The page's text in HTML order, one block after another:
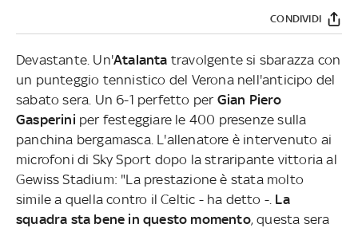
CONDIVIDI
Devastante. Un'Atalanta travolgente si sbarazza con
un punteggio tennistico del Verona nell'anticipo del
sabato sera. Un 6-1 perfetto per Gian Piero
Gasperini per festeggiare le 400 presenze sulla
panchina bergamasca. L'allenatore è intervenuto ai
microfoni di Sky Sport dopo la straripante vittoria al
Gewiss Stadium: "La prestazione è stata molto
simile a quella contro il Celtic - ha detto -. La
squadra sta bene in questo momento, questa sera